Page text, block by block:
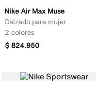
Nike Air Max Muse
Calzado para mujer
2 colores
$824.950